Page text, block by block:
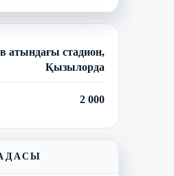
атындағы стадион,
Қызылорда
2 000